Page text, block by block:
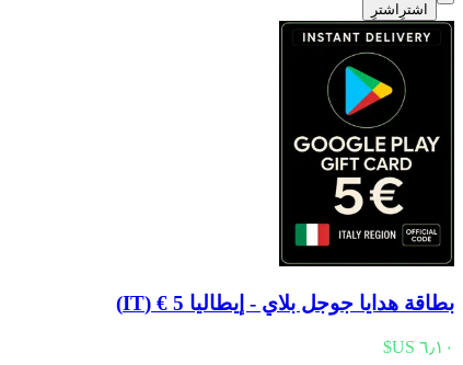
اشترِ اشترِ
بطاقة هدايا جوجل بلاي - إيطاليا 5 € (IT)